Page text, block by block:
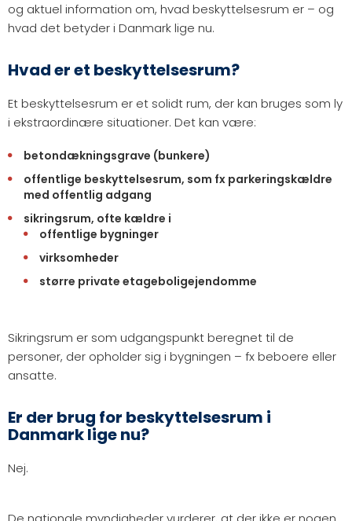
og aktuel information om, hvad beskyttelsesrum er – og
hvad det betyder i Danmark lige nu.
Hvad er et beskyttelsesrum?
Et beskyttelsesrum er et solidt rum, der kan bruges som ly
i ekstraordinære situationer. Det kan være:
betondækningsgrave (bunkere)
offentlige beskyttelsesrum, som fx parkeringskældre
med offentlig adgang
sikringsrum, ofte kældre i
offentlige bygninger
virksomheder
større private etageboligejendomme
Sikringsrum er som udgangspunkt beregnet til de
personer, der opholder sig i bygningen – fx beboere eller
ansatte.
Er der brug for beskyttelsesrum i
Danmark lige nu?
Nej.